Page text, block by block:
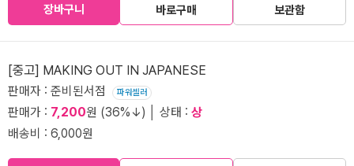
장바구니 바로구매 보관함
[중고] MAKING OUT IN JAPANESE
판매자 : 준비된서점 파워셀러
판매가 : 7,200원 (36%↓) │ 상태 : 상
배송비 : 6,000원